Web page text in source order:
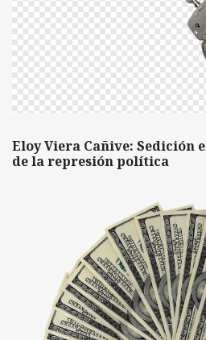
Eloy Viera Cañive: Sedición
de la represión política